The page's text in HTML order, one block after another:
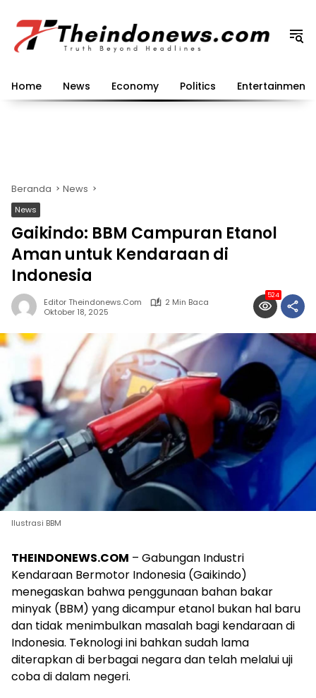
konten
Home News Economy Politics Entertainment
Beranda News
News
Gaikindo: BBM Campuran Etanol
Aman untuk Kendaraan di
Indonesia
Editor Theindonews.com
2 Min Baca
Oktober 18, 2025
524
Ilustrasi BBM
THEINDONEWS.COM – Gabungan Industri
Kendaraan Bermotor Indonesia (Gaikindo)
menegaskan bahwa penggunaan bahan bakar
minyak (BBM) yang dicampur etanol bukan hal baru
dan tidak menimbulkan masalah bagi kendaraan di
Indonesia. Teknologi ini bahkan sudah lama
diterapkan di berbagai negara dan telah melalui uji
coba di dalam negeri.